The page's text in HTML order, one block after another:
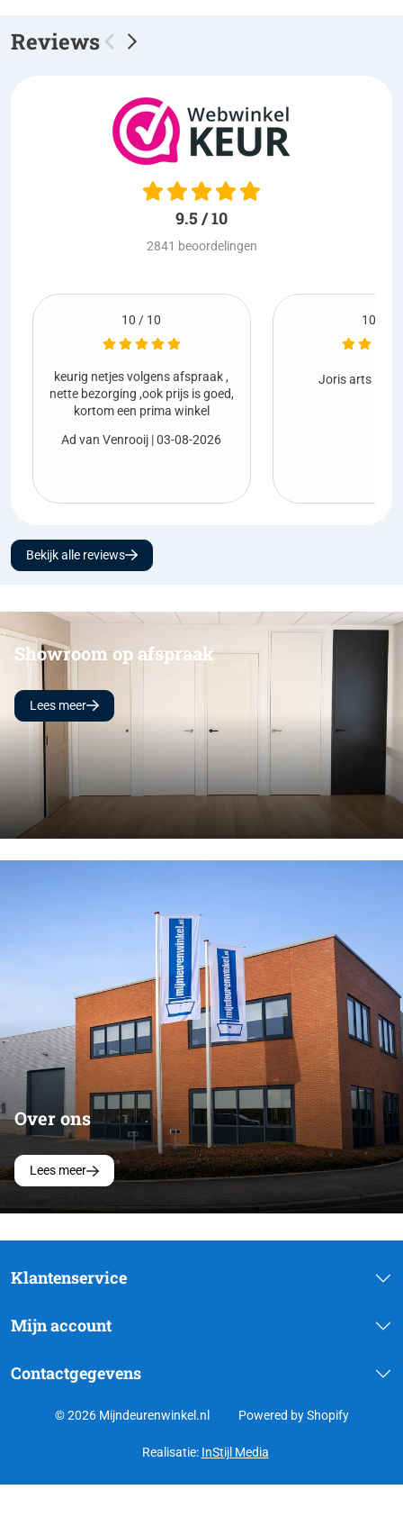
Reviews
9.5 / 10
2841 beoordelingen
10 / 10
volgens afspraak ,
,ook prijs is goed,
prima winkel
| 03-08-2026
10 / 10
Joris arts | 01-08-2026
Bekijk alle reviews
Showroom op afspraak
Lees meer
Over ons
Lees meer
Klantenservice
Mijn account
Contactgegevens
© 2026 Mijndeurenwinkel.nl Powered by Shopify
Realisatie: InStijl Media